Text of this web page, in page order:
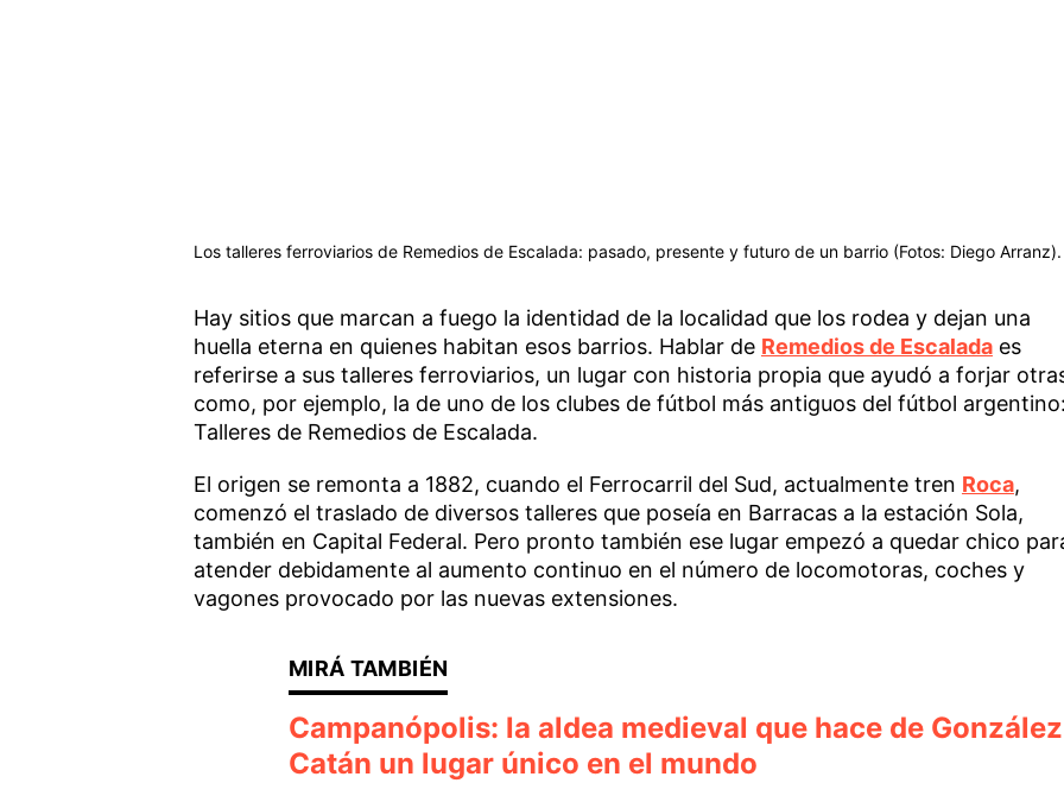
Los talleres ferroviarios de Remedios de Escalada: pasado, presente y futuro de un barrio (Fotos: Diego Arranz).
Hay sitios que marcan a fuego la identidad de la localidad que los rodea y dejan una
huella eterna en quienes habitan esos barrios. Hablar de Remedios de Escaladaes
referirse a sus talleres ferroviarios, un lugar con historia propia que ayudó a forjar
como, por ejemplo, la de uno de los clubes de fútbol más antiguos del fútbol
Talleres de Remedios de Escalada.
El origen se remonta a 1882, cuando el Ferrocarril del Sud, actualmente tren Roca,
comenzó el traslado de diversos talleres que poseía en Barracas a la estación Sola,
también en Capital Federal. Pero pronto también ese lugar empezó a quedar chico
atender debidamente al aumento continuo en el número de locomotoras, coches y
vagones provocado por las nuevas extensiones.
Campanópolis: la aldea medieval que hace de González
Catán un lugar único en el mundo